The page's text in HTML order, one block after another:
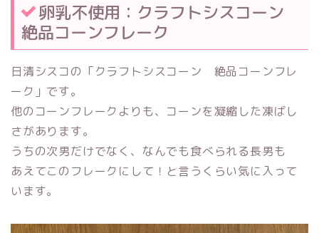
卵乳不使用：クラフトシスコーン
絶品コーンフレーク
日清シスコの「クラフトシスコーン 絶品コーンフレ
ーク」です。
他のコーンフレークよりも、コーンを凝縮した凍ばし
さがあります。
うちの次男だけでなく、なんでも食べられる長男も
あえてこのフレークにして！と言うくらい気に入って
います。